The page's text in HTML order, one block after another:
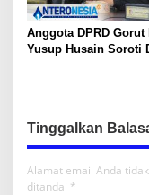
Anggota DPRD Gorut
Yusup Husain Soroti
Tinggalkan
Alamat email Anda
ditandai *